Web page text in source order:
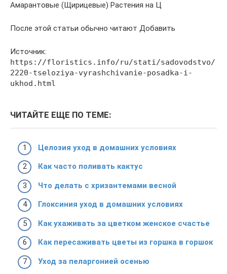
Амарантовые (Щирицевые) Растения на Ц
После этой статьи обычно читают Добавить
Источник:
https://floristics.info/ru/stati/sadovodstvo/
2220-tseloziya-vyrashchivanie-posadka-i-
ukhod.html
ЧИТАЙТЕ ЕЩЕ ПО ТЕМЕ:
Целозия уход в домашних условиях
Как часто поливать кактус
Что делать с хризантемами весной
Глоксиния уход в домашних условиях
Как ухаживать за цветком женское счастье
Как пересаживать цветы из горшка в горшок
Уход за пеларгонией осенью